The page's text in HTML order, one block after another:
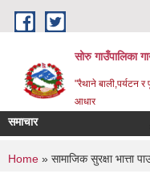
Skip to main content
सोरु गाउँपालिका
"रैथाने बाली,पर्यटन र
आधार
समाचार
You are here
Home » सामाजिक सुरक्षा भात्ता